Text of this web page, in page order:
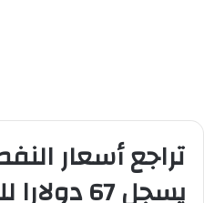
تراجع أسعار
يسجل 67 دولارا للبرميل